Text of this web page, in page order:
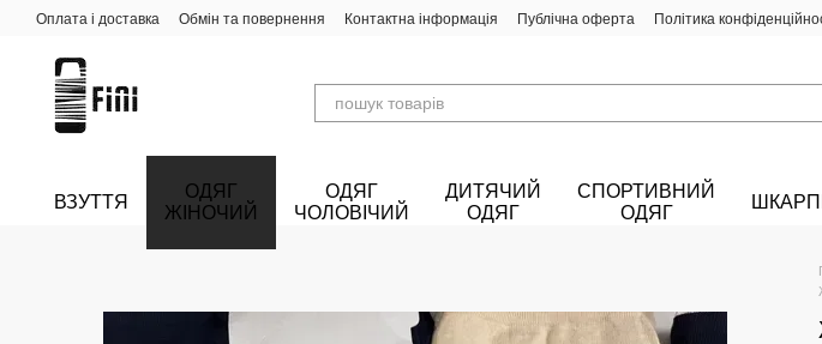
Перейти до основного контенту
Оплата і доставка Обмін та повернення Контактна інформація Публічна оферта Політика
ВЗУТТЯ
ОДЯГ
ЖІНОЧИЙ
ОДЯГ
ЧОЛОВІЧИЙ
ДИТЯЧИЙ
ОДЯГ
СПОРТИВНИЙ
ОДЯГ